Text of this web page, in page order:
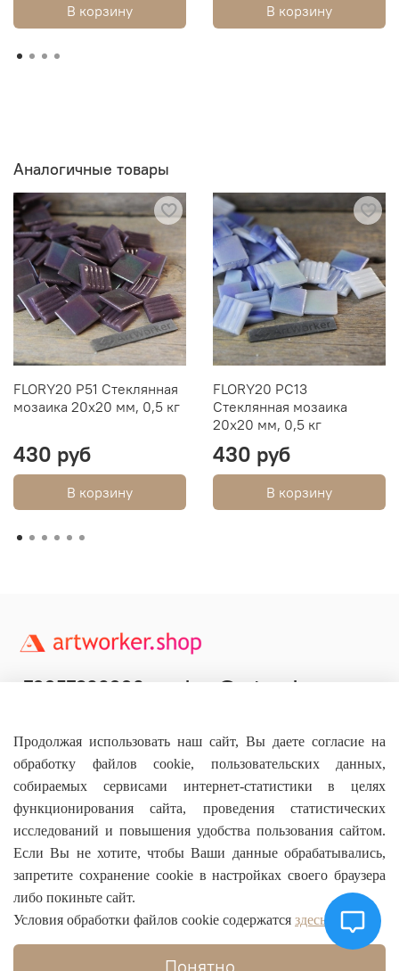
В корзину В корзину
Аналогичные товары
FLORY20 P51 Стеклянная
мозаика 20х20 мм, 0,5 кг
430 руб
В корзину
FLORY20 PC13
Стеклянная мозаика
20х20 мм, 0,5 кг
430 руб
В корзину
Основное
О магазине
Информация
+79957800990 shop@artworker.pro
Продолжая использовать наш сайт, Вы даете согласие на
обработку файлов cookie, пользовательских данных,
собираемых сервисами интернет-статистики в целях
функционирования сайта, проведения статистических
исследований и повышения удобства пользования сайтом.
Если Вы не хотите, чтобы Ваши данные обрабатывались,
запретите сохранение cookie в настройках своего браузера
либо покиньте сайт.
Условия обработки файлов cookie содержатся здесь
Понятно